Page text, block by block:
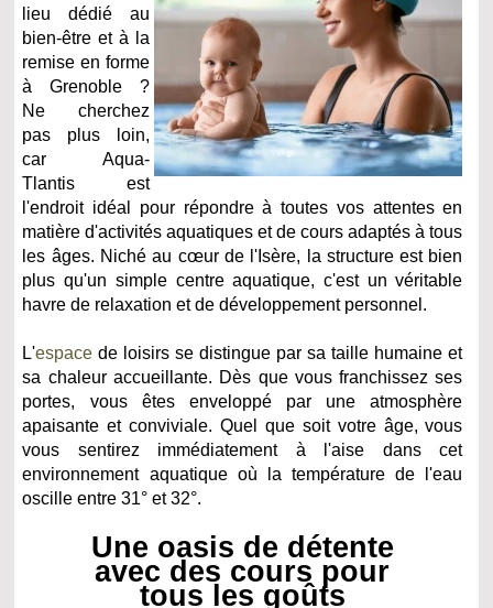
lieu dédié au
bien-être et à la
remise en forme
à Grenoble ?
Ne cherchez
pas plus loin,
car Aqua-
Tlantis est
l'endroit idéal pour répondre à toutes vos attentes en
matière d'activités aquatiques et de cours adaptés à tous
les âges. Niché au cœur de l'Isère, la structure est bien
plus qu'un simple centre aquatique, c'est un véritable
havre de relaxation et de développement personnel.
L'espace de loisirs se distingue par sa taille humaine et
sa chaleur accueillante. Dès que vous franchissez ses
portes, vous êtes enveloppé par une atmosphère
apaisante et conviviale. Quel que soit votre âge, vous
vous sentirez immédiatement à l'aise dans cet
environnement aquatique où la température de l'eau
oscille entre 31° et 32°.
Une oasis de détente
avec des cours pour
tous les goûts